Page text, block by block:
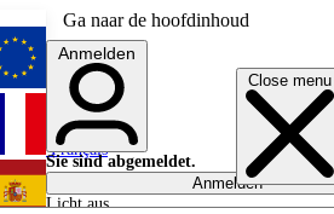
Ga naar de hoofdinhoud
Close menu
English
Français
Anmelden
Sie sind abgemeldet.
Anmelden
Licht aus